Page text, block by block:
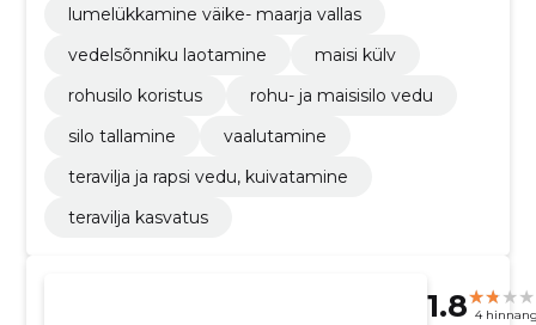
lumelükkamine väike- maarja vallas
vedelsõnniku laotamine
maisi külv
rohusilo koristus
rohu- ja maisisilo vedu
silo tallamine
vaalutamine
teravilja ja rapsi vedu, kuivatamine
teravilja kasvatus
1.8 4